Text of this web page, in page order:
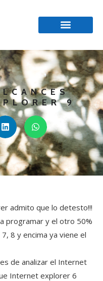
9
admito que lo detesto!!!
programar y el otro 50%
8 y encima ya viene el
de analizar el Internet
Internet explorer 6